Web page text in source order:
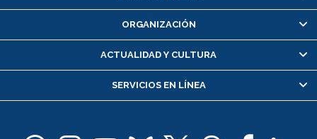
Inscripción y cambio de asignaturas
Consulta y certificado de notas
Servicio médico y dental
Pago de arancel y crédito alumnos
ORGANIZACIÓN
ACTUALIDAD Y CULTURA
SERVICIOS EN LÍNEA